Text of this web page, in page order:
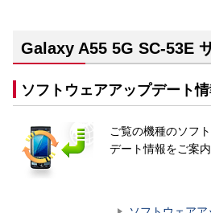
Galaxy A55 5G SC-53E
ソフトウェアアップデート
ご覧の機種のソフ
デート情報をご案内